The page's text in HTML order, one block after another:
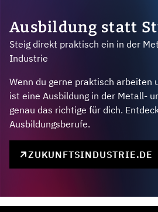
Ausbildung statt
Steig direkt praktisch ein in der
Industrie
Wenn du gerne praktisch arbeiten
ist eine Ausbildung in der Metall-
genau das richtige für dich.
Ausbildungsberufe.
ZUKUNFTSINDUSTRIE.DE